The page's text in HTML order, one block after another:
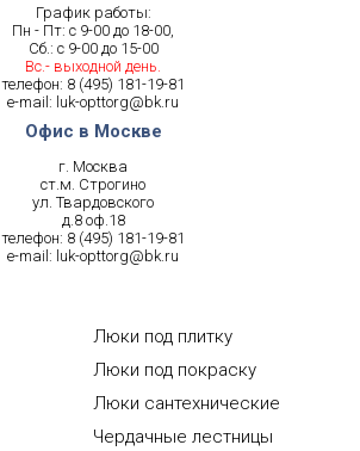
График работы:
Пн - Пт: с 9-00 до 18-00,
Сб.: с 9-00 до 15-00
Вс.- выходной день.
телефон: 8 (495) 181-19-81
e-mail: luk-opttorg@bk.ru
Офис в Москве
г. Москва
ст.м. Строгино
ул. Твардовского
д.8 оф.18
телефон: 8 (495) 181-19-81
e-mail: luk-opttorg@bk.ru
Люки под плитку
Люки под покраску
Люки сантехнические
Чердачные лестницы